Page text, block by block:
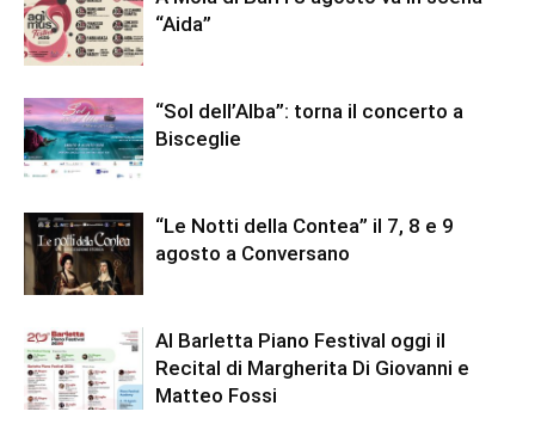
“Aida”
“Sol dell’Alba”: torna il concerto a
Bisceglie
“Le Notti della Contea” il 7, 8 e 9
agosto a Conversano
Al Barletta Piano Festival oggi il
Recital di Margherita Di Giovanni e
Matteo Fossi